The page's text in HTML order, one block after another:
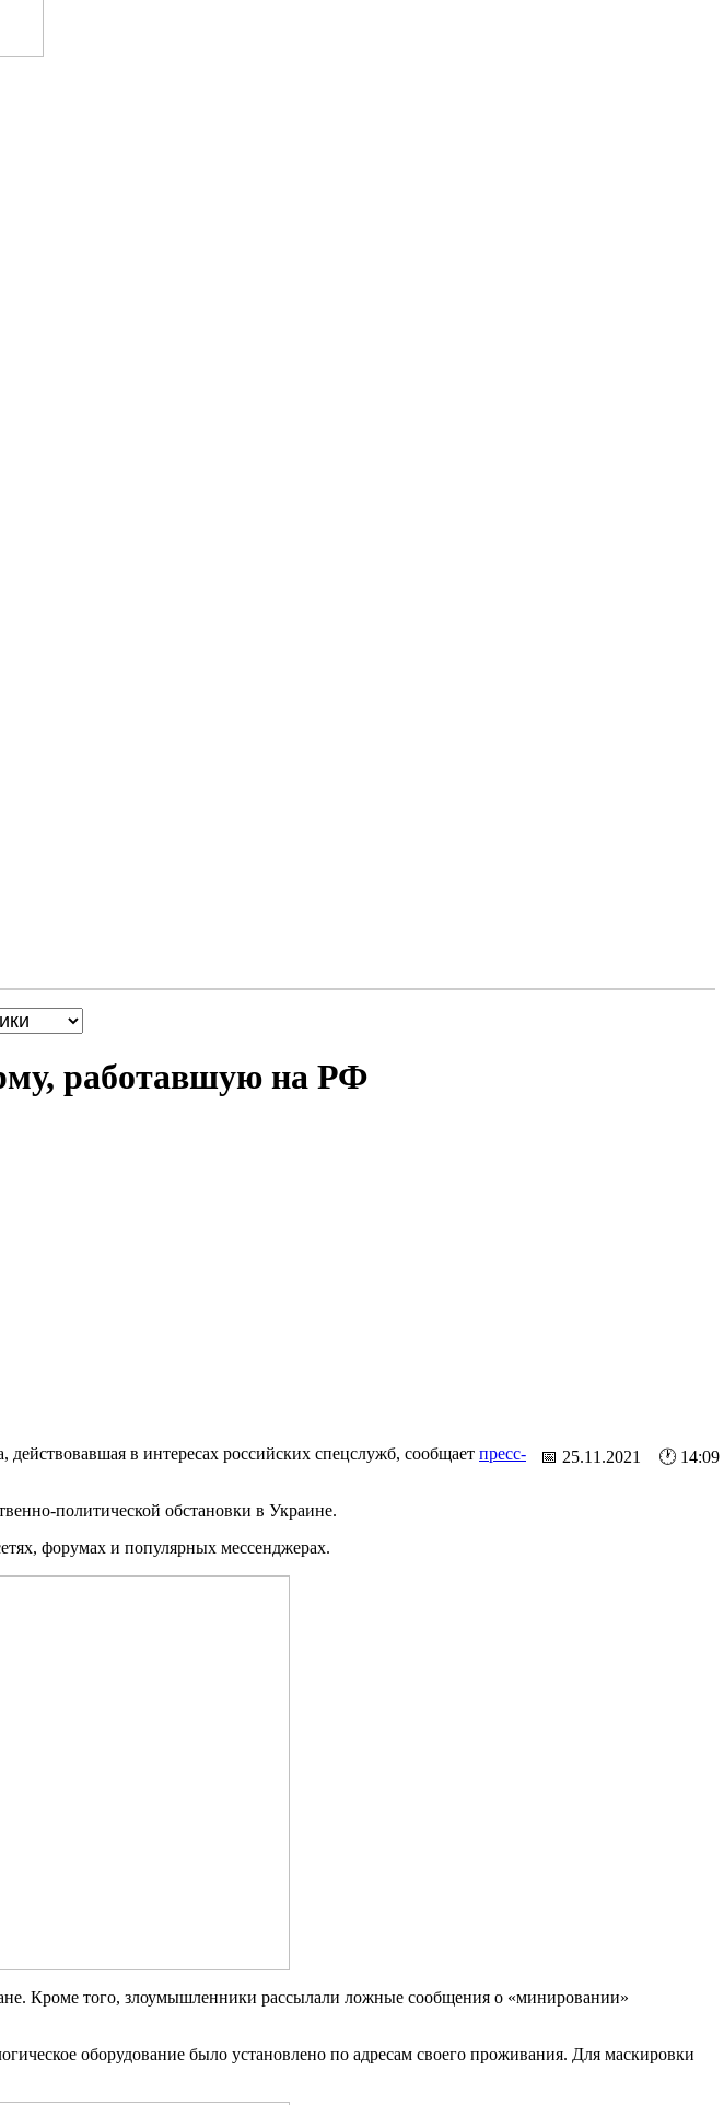
работавшую на РФ
📅 25.11.2021 🕐 14:09
в интересах российских спецслужб, сообщает пресс-
политической обстановки в Украине.
форумах и популярных мессенджерах.
Кроме того, злоумышленники рассылали ложные сообщения о «минировании»
оборудование было установлено по адресам своего проживания. Для маскировки